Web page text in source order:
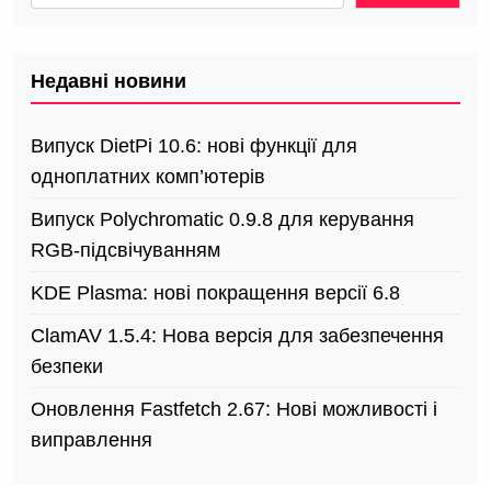
Недавні новини
Випуск DietPi 10.6: нові функції для
одноплатних комп’ютерів
Випуск Polychromatic 0.9.8 для керування
RGB-підсвічуванням
KDE Plasma: нові покращення версії 6.8
ClamAV 1.5.4: Нова версія для забезпечення
безпеки
Оновлення Fastfetch 2.67: Нові можливості і
виправлення